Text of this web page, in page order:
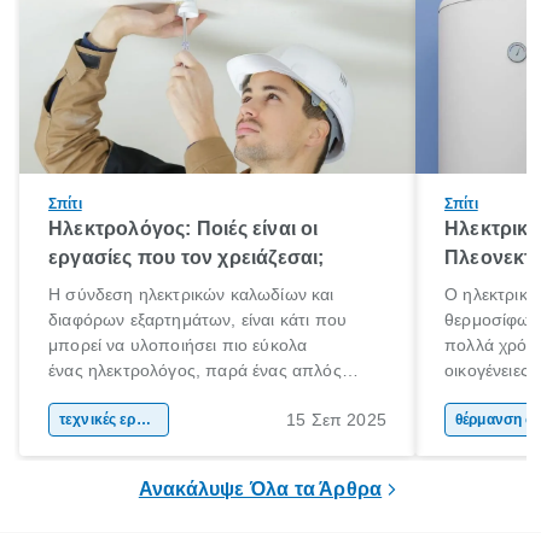
Σπίτι
Ηλεκτρολόγος: Ποιές είναι οι
εργασίες που τον χρειάζεσαι;
Η σύνδεση ηλεκτρικών καλωδίων και
διαφόρων εξαρτημάτων, είναι κάτι που
μπορεί να υλοποιήσει πιο εύκολα
ένας ηλεκτρολόγος, παρά ένας απλός
περίπλοκα και επικίνδυνα. Αν έχεις στο νου
ηλεκτρολόγου είναι πιθανόν απαραίτητη.
τεχνικές εργασίες 15 Σεπ 2025
Σπίτι
Ο
πολλά
θέρμανσης
Ανακάλυψε Όλα τα Άρθρα